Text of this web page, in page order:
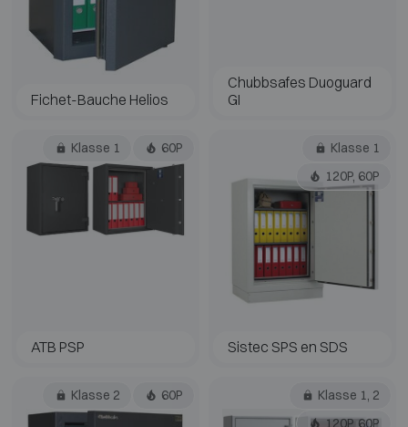
Fichet-Bauche Helios
Chubbsafes Duoguard
GI
Klasse 1 60P
ATB PSP
Klasse 1
120P, 60P
Sistec SPS en SDS
Klasse 2 60P
Klasse 1, 2
120P, 60P